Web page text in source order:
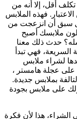
أقل، إلا أنه من
فهذه الملابس
سبق أن انزعجت من
ملابسك أصبح
حدث ذلك معنا
فهي تبدأ
لشراء ملابس
على عجلة هامستر ،
بملابس جديدة.
على ملابس بجودة
الشراء، هذا لأن فكرة